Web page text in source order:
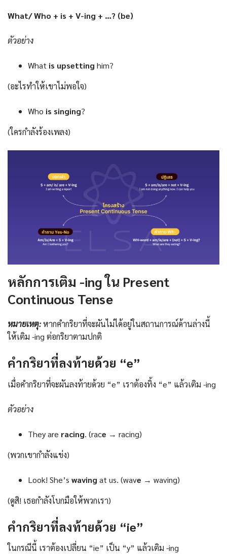
What/ Who + is + V-ing + …? (be)
ตัวอย่าง
What is upsetting him?
(อะไรทำให้เขาไม่พอใจ)
Who is singing?
(ใครกำลังร้องเพลง)
หลักการเติม -ing ใน Present
Continuous Tense
หมายเหตุ:หากคำกริยาที่จะผันไม่ได้อยู่ในสถานการณ์ด้านล่างนี้
ให้เติม -ing ต่อกริยาตามปกติ
คำกริยาที่ลงท้ายด้วย “e”
เมื่อคำกริยาที่จะผันลงท้ายด้วย “e” เราต้องทิ้ง “e” แล้วเติม -ing
ตัวอย่าง
They are racing. (race → racing)
(พวกเขากำลังแข่ง)
Look! She’s waving at us. (wave → waving)
(ดูสิ! เธอกำลังโบกมือให้พวกเรา)
คำกริยาที่ลงท้ายด้วย “ie”
ในกรณีนี้ เราต้องเปลี่ยน “ie” เป็น “y” แล้วเติม -ing